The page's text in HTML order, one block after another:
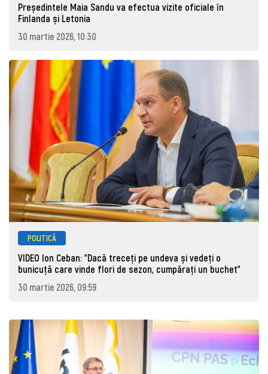
Președintele Maia Sandu va efectua vizite oficiale în
Finlanda și Letonia
30 martie 2026, 10:30
POLITICĂ
VIDEO Ion Ceban: "Dacă treceți pe undeva și vedeți o
bunicuță care vinde flori de sezon, cumpărați un buchet"
30 martie 2026, 09:59